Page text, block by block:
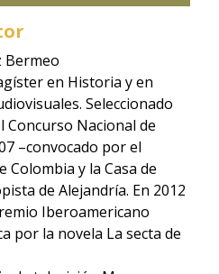
Bermeo
en Historia y en
Seleccionado
Nacional de
–convocado por el
y la Casa de
de Alejandría. En 2012
Iberoamericano
por la novela La secta de